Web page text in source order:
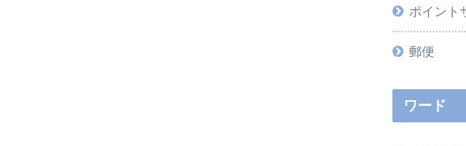
ポイント
郵便
ワード